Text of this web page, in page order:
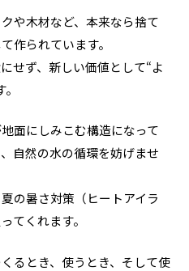
や木材など、本来なら捨て
作られています。
せず、新しい価値として“よ
面にしみこむ構造になって
自然の水の循環を妨げませ
の暑さ対策（ヒートアイラ
てくれます。
るとき、使うとき、そして使